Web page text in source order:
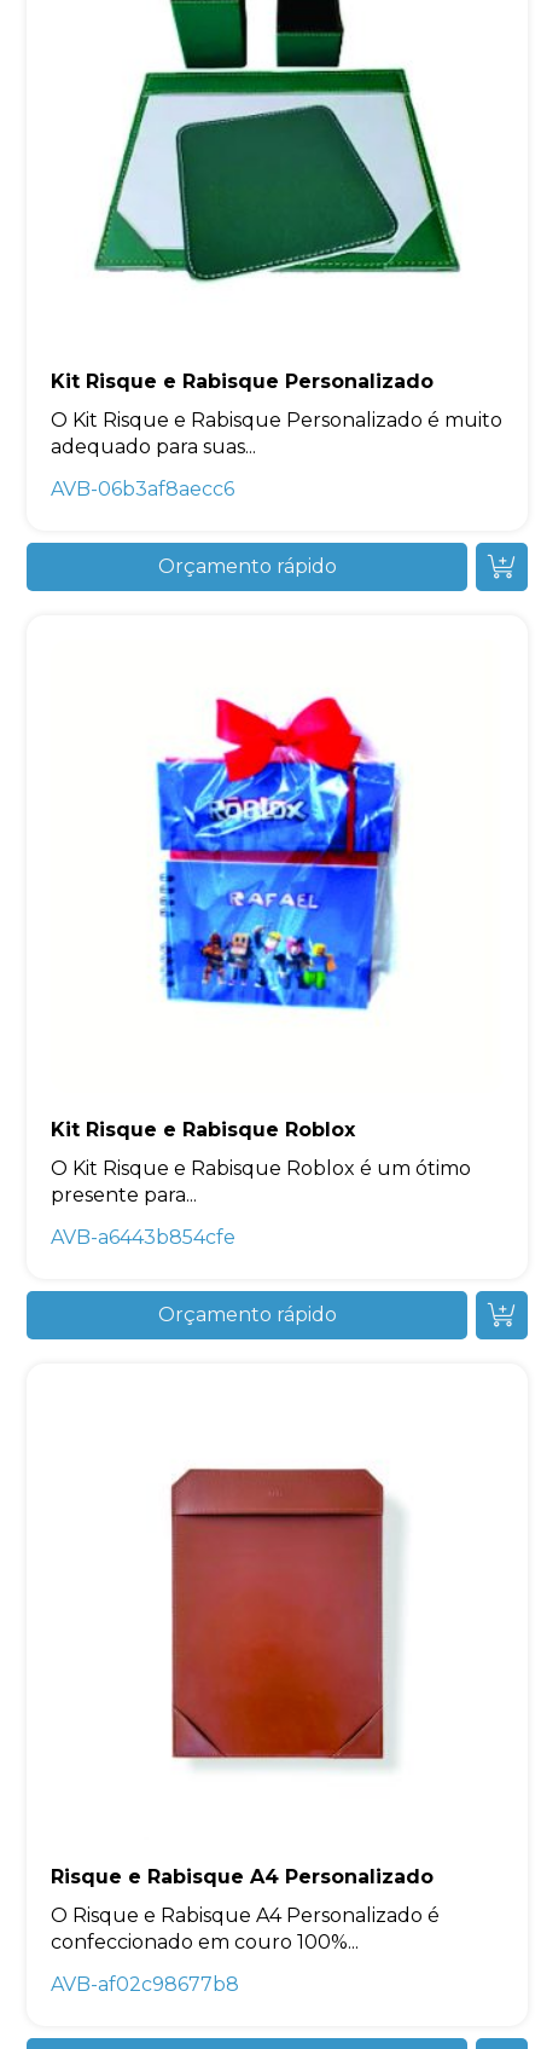
Kit Risque e Rabisque Personalizado
O Kit Risque e Rabisque Personalizado é muito
adequado para suas...
AVB-06b3af8aecc6
Orçamento rápido
Kit Risque e Rabisque Roblox
O Kit Risque e Rabisque Roblox é um ótimo
presente para...
AVB-a6443b854cfe
Orçamento rápido
Risque e Rabisque A4 Personalizado
O Risque e Rabisque A4 Personalizado é
confeccionado em couro 100%...
AVB-af02c98677b8